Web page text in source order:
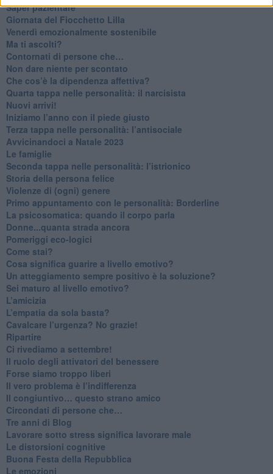
​Saper pazientare
​Giornata del Fiocchetto Lilla
​Venerdì emozionalmente sostenibile
Ma ti ascolti?
Contornati di persone che…
Non dare niente per scontato
Che cos’è la dipendenza affettiva?
Quarta tappa nelle personalità: il narcisista
​Nuovi arrivi!
​Iniziamo l’anno con il piede giusto
​Terza tappa nelle personalità: l’antisociale
​Avvicinandoci a Natale 2023
Le famiglie
Seconda tappa nelle personalità: l’istrionico
​Storia della persona felice
Violenze di (ogni) genere
​Primo appuntamento con le personalità: Borderline
La psicosomatica: quando il corpo parla
Donne...quanta strada ancora
​Pomeriggi eco-logici
​Come stai?
Cosa significa guarire a livello emotivo?
​Un atteggiamento sempre positivo è la soluzione?
​Sei maturo al livello emotivo?
​L’amicizia
​L’empatia da sola basta?
​Cavalcare l’urgenza? No grazie!
Ripartire
​Ci rivediamo a settembre!
​Il ruolo degli attivatori del benessere
​Forse siamo troppo liberi
​Il vero problema è l’indifferenza
​Il congiuntivo… questo strano amico
​Circondati di persone che…
​Tre anni di Blog
​Lavorare sotto stress significa lavorare male
​Le distorsioni cognitive
​Buona Festa della Repubblica
Le emozioni